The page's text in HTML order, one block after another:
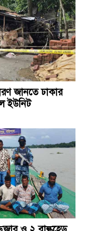
জানতে ঢাকার
ইউনিট